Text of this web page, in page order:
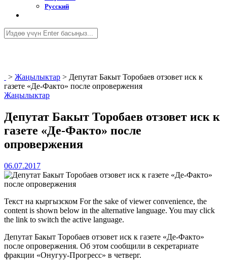
Русский
> Жаңылыктар > Депутат Бакыт Торобаев отзовет иск к
газете «Де-Факто» после опровержения
Жаңылыктар
Депутат Бакыт Торобаев отзовет иск к
газете «Де-Факто» после
опровержения
06.07.2017
Текст на кыргызском For the sake of viewer convenience, the
content is shown below in the alternative language. You may click
the link to switch the active language.
Депутат Бакыт Торобаев отзовет иск к газете «Де-Факто»
после опровержения. Об этом сообщили в секретариате
фракции «Онугуу-Прогресс» в четверг.